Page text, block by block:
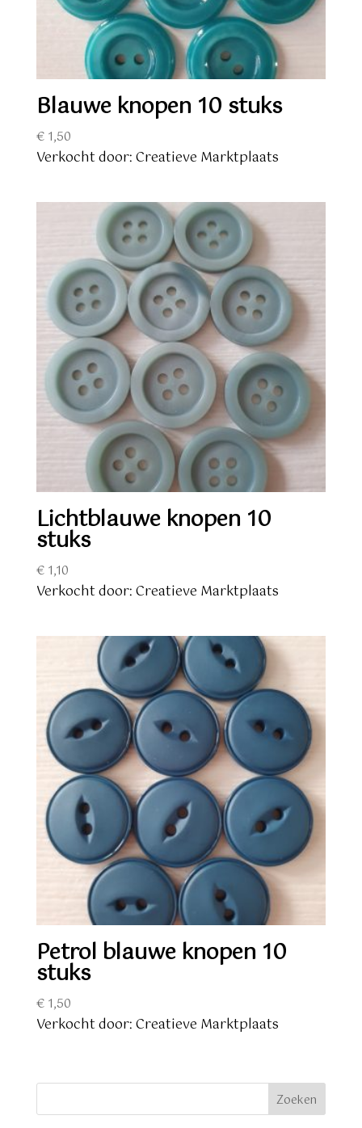
Blauwe knopen 10 stuks
€1,50
Verkocht door: Creatieve Marktplaats
Lichtblauwe knopen 10
stuks
€1,10
Verkocht door: Creatieve Marktplaats
Petrol blauwe knopen 10
stuks
€1,50
Verkocht door: Creatieve Marktplaats
Zoeken